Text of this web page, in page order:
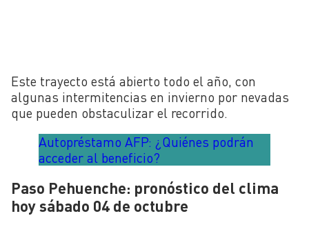
Este trayecto está abierto todo el año, con
algunas intermitencias en invierno por nevadas
que pueden obstaculizar el recorrido.
Autopréstamo AFP: ¿Quiénes podrán
acceder al beneficio?
Paso Pehuenche: pronóstico del clima
hoy sábado 04 de octubre